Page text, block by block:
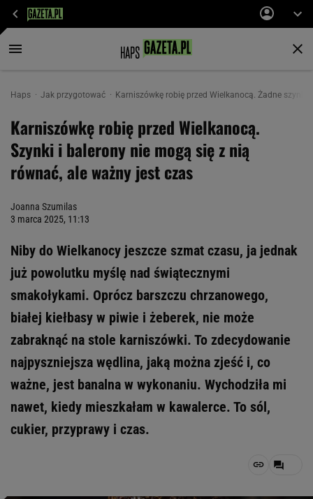
Haps Jak przygotować Karniszówkę robię przed Wielkanocą. Żadne
Karniszówkę robię przed Wielkanocą.
Szynki i balerony nie mogą się z nią
równać, ale ważny jest czas
Joanna Szumilas
3 marca 2025, 11:13
Niby do Wielkanocy jeszcze szmat czasu, ja jednak
już powolutku myślę nad świątecznymi
smakołykami. Oprócz barszczu chrzanowego,
białej kiełbasy w piwie i żeberek, nie może
zabraknąć na stole karniszówki. To zdecydowanie
najpyszniejsza wędlina, jaką można zjeść i, co
ważne, jest banalna w wykonaniu. Wychodziła mi
nawet, kiedy mieszkałam w kawalerce. To sól,
cukier, przyprawy i czas.